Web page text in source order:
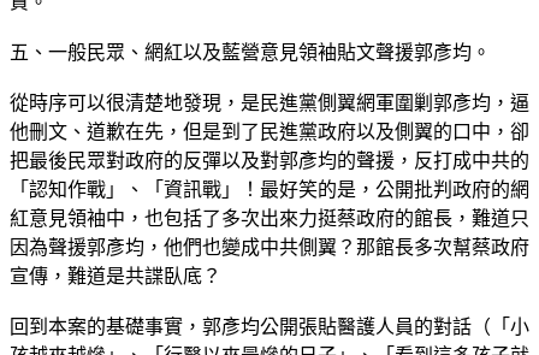
五、一般民眾、網紅以及藍營意見領袖貼文聲援郭彥均。
從時序可以很清楚地發現，是民進黨側翼網軍圍剿郭彥均，逼
他刪文、道歉在先，但是到了民進黨政府以及側翼的口中，卻
把最後民眾對政府的反彈以及對郭彥均的聲援，反打成中共的
「認知作戰」、「資訊戰」！最好笑的是，公開批判政府的網
紅意見領袖中，也包括了多次出來力挺蔡政府的館長，難道只
因為聲援郭彥均，他們也變成中共側翼？那館長多次幫蔡政府
宣傳，難道是共諜臥底？
回到本案的基礎事實，郭彥均公開張貼醫護人員的對話（「小